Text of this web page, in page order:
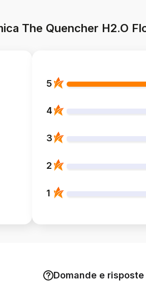
The Quencher H2.O
5
4
3
2
1
Domande e